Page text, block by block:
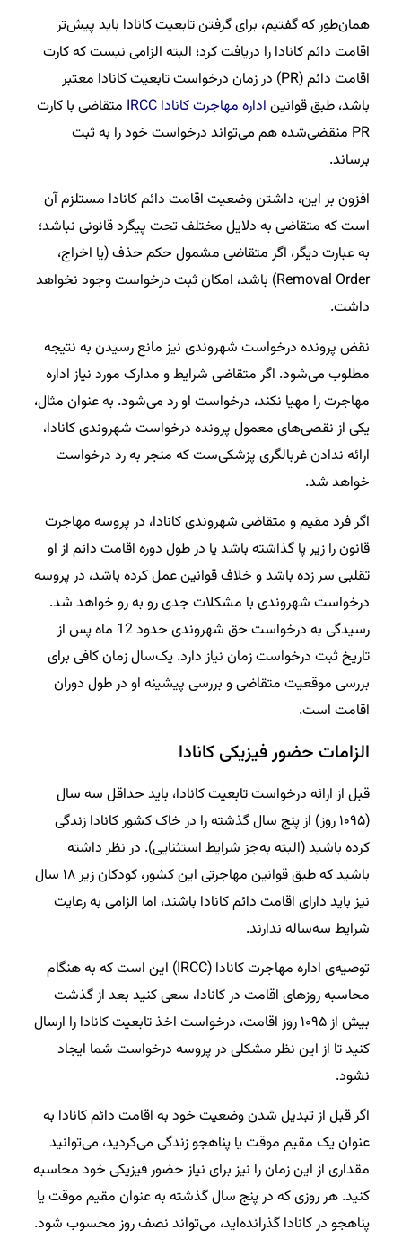
همان‌طور که گفتیم، برای گرفتن تابعیت کانادا باید پیش‌تر
اقامت دائم کانادا را دریافت کرد؛ البته الزامی نیست که کارت
اقامت دائم (PR) در زمان درخواست تابعیت کانادا معتبر
باشد، طبق قوانین اداره مهاجرت کانادا IRCC
متقاضی با کارت
PR منقضی‌شده هم می‌تواند درخواست خود را به ثبت
برساند.
افزون بر این، داشتن وضعیت اقامت دائم کانادا مستلزم آن
است که متقاضی به دلایل مختلف تحت پیگرد قانونی نباشد؛
به عبارت دیگر، اگر متقاضی مشمول حکم حذف (یا اخراج،
Removal Order) باشد، امکان ثبت درخواست وجود نخواهد
داشت.
نقض پرونده درخواست شهروندی نیز مانع رسیدن به‌ نتیجه
مطلوب می‌شود. اگر متقاضی شرایط و مدارک مورد نیاز اداره
مهاجرت را مهیا نکند، درخواست او رد می‌شود. به عنوان مثال،
یکی از نقصی‌های معمول پرونده درخواست شهروندی کانادا،
ارائه ندادن غربالگری پزشکی‌ست که منجر به رد درخواست
خواهد شد.
اگر فرد مقیم و متقاضی شهروندی کانادا، در پروسه مهاجرت
قانون را زیر پا گذاشته باشد یا در طول دوره اقامت دائم از او
تقلبی سر زده باشد و خلاف قوانین عمل کرده باشد، در پروسه
درخواست شهروندی با مشکلات جدی رو به رو خواهد شد.
رسیدگی به درخواست حق شهروندی حدود 12 ماه پس از
تاریخ ثبت درخواست زمان نیاز دارد. یک‌سال زمان کافی برای
بررسی موقعیت متقاضی و بررسی پیشینه او در طول دوران
اقامت است.
الزامات حضور فیزیکی کانادا
قبل از ارائه درخواست تابعیت کانادا، باید حداقل سه سال
(۱۰۹۵ روز) از پنج سال گذشته را در خاک کشور کانادا زندگی
کرده باشید (البته به‌جز شرایط استثنایی). در نظر داشته
باشید که طبق قوانین مهاجرتی این کشور، کودکان زیر ۱۸ سال
نیز باید دارای اقامت دائم کانادا باشند، اما الزامی به رعایت
شرایط سه‌ساله ندارند.
توصیه‌ی اداره مهاجرت کانادا (IRCC) این است که به هنگام
محاسبه روزهای اقامت در کانادا، سعی کنید بعد از گذشت
بیش از ۱۰۹۵ روز اقامت، درخواست اخذ تابعیت کانادا را ارسال
کنید تا از این نظر مشکلی در پروسه درخواست شما ایجاد
نشود.
اگر قبل از تبدیل شدن وضعیت خود به اقامت دائم کانادا به
عنوان یک مقیم موقت یا پناهجو زندگی می‌کردید، می‌توانید
مقداری از این زمان را نیز برای نیاز حضور فیزیکی خود محاسبه
کنید. هر روزی که در پنج سال گذشته به عنوان مقیم موقت یا
پناهجو در کانادا گذرانده‌اید، می‌تواند نصف روز محسوب شود.